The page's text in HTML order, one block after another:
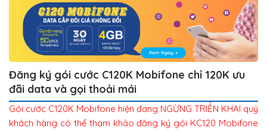
Đăng ký gói cước C120K Mobifone chỉ 120K ưu
đãi data và gọi thoải mái
Gói cước C120K Mobifone hiện đang NGỪNG TRIỂN KHAI quý
khách hàng có thể tham khảo đăng ký gói KC120 Mobifone